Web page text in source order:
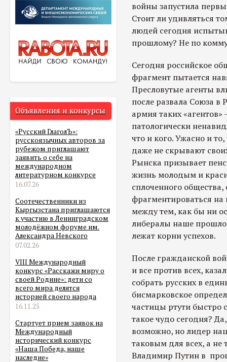
Объявления и конкурсы
«Русский ГлаголЪ»:
русскоязычных авторов за
рубежом приглашают
заявить о себе на
международном
литературном конкурсе
16.07.26
Соотечественники из
Кыргызстана приглашаются
к участию в Ленинградском
молодёжном форуме им.
Александра Невского
07.02.26
VIII Международный
конкурс «Расскажи миру о
своей Родине»: дети со
всего мира делятся
историей своего народа
16.11.25
Стартует прием заявок на
Международный
исторический конкурс
«Наша Победа, наше
наследие»
войны запустила
Стоит ли удивляться
людей сегодня
прошлому? Не по
Сегодня российское
фрагмент пытается
Пресловутые агенты
после развала Союза в
армия таких
патологически
что и кого. Ужасно и
даже не скрывают
Рынска призывает
жизнь молодым и
сплоченного
фрагментироваться
между тем, как бы ни
либералы наше
лежат корни успехов.
После гражданской
и все против всех,
собрать русских в
бисмарковское
частицы ртути быстро
такое чудо сегодня?
возможно, но лидер
таковым для всех, а не
Владимир Путин в